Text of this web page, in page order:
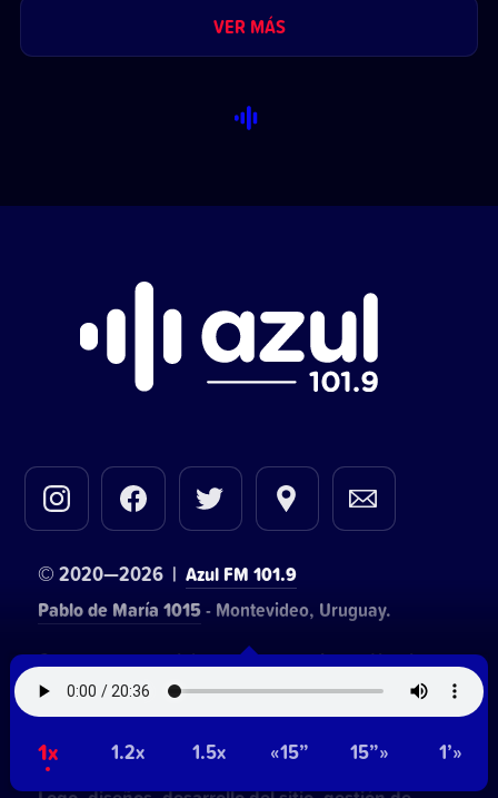
1x 1.2x 1.5x «15” 15”» 1’»
VER MÁS
© 2020—2026 | Azul FM 101.9
Pablo de María 1015- Montevideo, Uruguay.
Contacto comercial:Walter Lapachian• Hosting:
NetUy
Privacidad ~Términos y condiciones